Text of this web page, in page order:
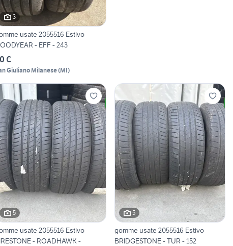
3
usate 2055516 Estivo
- EFF - 243
€
Giuliano Milanese(MI)
5
usate 2055516 Estivo
- ROADHAWK -
5
gomme usate 2055516 Estivo
BRIDGESTONE - TUR - 152